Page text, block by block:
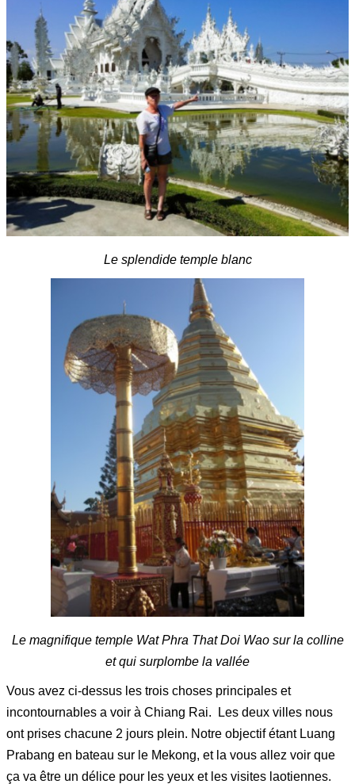
Le splendide temple blanc
Le magnifique temple Wat Phra That Doi Wao sur la colline
et qui surplombe la vallée
Vous avez ci-dessus les trois choses principales et
incontournables a voir à Chiang Rai. Les deux villes nous
ont prises chacune 2 jours plein. Notre objectif étant Luang
Prabang en bateau sur le Mekong, et la vous allez voir que
ça va être un délice pour les yeux et les visites laotiennes.